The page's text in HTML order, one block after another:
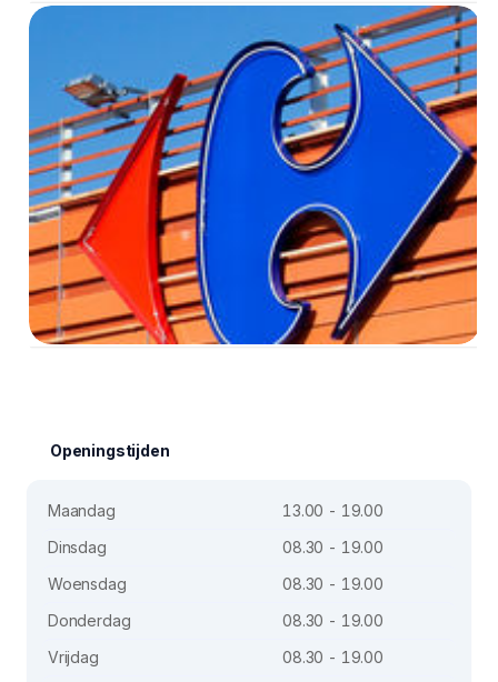
Openingstijden
Maandag
13.00 - 19.00
Dinsdag
08.30 - 19.00
Woensdag
08.30 - 19.00
Donderdag
08.30 - 19.00
Vrijdag
08.30 - 19.00